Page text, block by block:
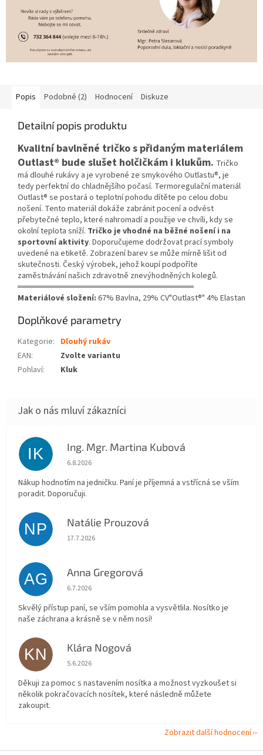
Popis Podobné (2) Hodnocení Diskuze
Detailní popis produktu
Kvalitní bavlněné tričko s přidaným materiálem
Outlast® bude slušet holčičkám i klukům. Tričko
má dlouhé rukávy a je vyrobené ze smykového Outlastu®, je
tedy perfektní do chladnějšího počasí. Termoregulační materiál
Outlast® se postará o teplotní pohodu dítěte po celou dobu
nošení. Tento materiál dokáže zabránit pocení a odvést
přebytečné teplo, které nahromadí a použije ve chvíli, kdy se
okolní teplota sníží. Tričko je vhodné na běžné nošení i na
sportovní aktivity. Doporučujeme dodržovat prací symboly
uvedené na etiketě. Zobrazení barev se může mírně lišit od
skutečnosti. Český výrobek, jehož koupí podpoříte
zaměstnávání našich zdravotně znevýhodněných kolegů.
══════════════════════════════
Materiálové složení: 67% Bavlna, 29% CV"Outlast®" 4% Elastan
Doplňkové parametry
Kategorie: Dlouhý rukáv
EAN:
Zvolte variantu
Pohlaví: Kluk
IK Ing. Mgr. Martina Kubová
Hodnocení obchodu je 5 z 5 hvězdiček.
6.8.2026
Nákup hodnotím na jedničku. Paní je příjemná a vstřícná se vším
poradit. Doporučuji.
NP Natálie Prouzová
Hodnocení obchodu je 5 z 5 hvězdiček.
17.7.2026
AG Anna Gregorová
Hodnocení obchodu je 5 z 5 hvězdiček.
6.7.2026
Skvělý přístup paní, se vším pomohla a vysvětlila. Nosítko je
naše záchrana a krásně se v něm nosí!
KN Klára Nogová
Hodnocení obchodu je 5 z 5 hvězdiček.
5.6.2026
Děkuji za pomoc s nastavením nosítka a možnost vyzkoušet si
několik pokračovacích nosítek, které následně můžete
zakoupit.
Zobrazit další hodnocení